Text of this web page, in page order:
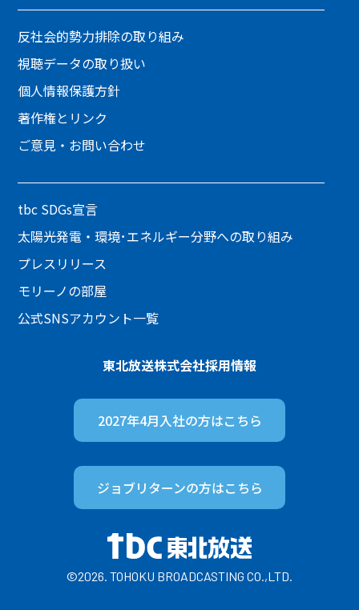
反社会的勢力排除の取り組み
視聴データの取り扱い
個人情報保護方針
著作権とリンク
ご意見・お問い合わせ
tbc SDGs宣言
太陽光発電・環境･エネルギー分野への取り組み
プレスリリース
モリーノの部屋
公式SNSアカウント一覧
東北放送株式会社採用情報
2027年4月入社の方はこちら
ジョブリターンの方はこちら
©2026. TOHOKU BROADCASTING CO.,LTD.